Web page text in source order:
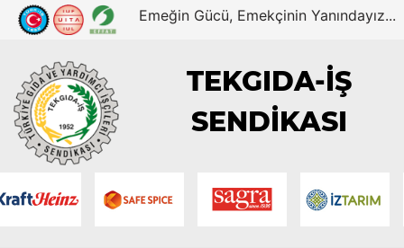
Emeğin Gücü, Emekçinin Yanındayız...
TEKGIDA-İŞ
SENDİKASI